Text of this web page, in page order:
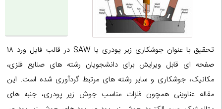
تحقیق با عنوان جوشکاری زیر پودری یا SAW در قالب فایل ورد 18
صفحه ای قابل ویرایش برای دانشجویان رشته های صنایع فلزی،
مکانیک، جوشکاری و سایر رشته های مرتبط گردآوری شده است. این
مقاله عناوینی همچون فلزات مناسب جوش زیر پودری، جنبه های